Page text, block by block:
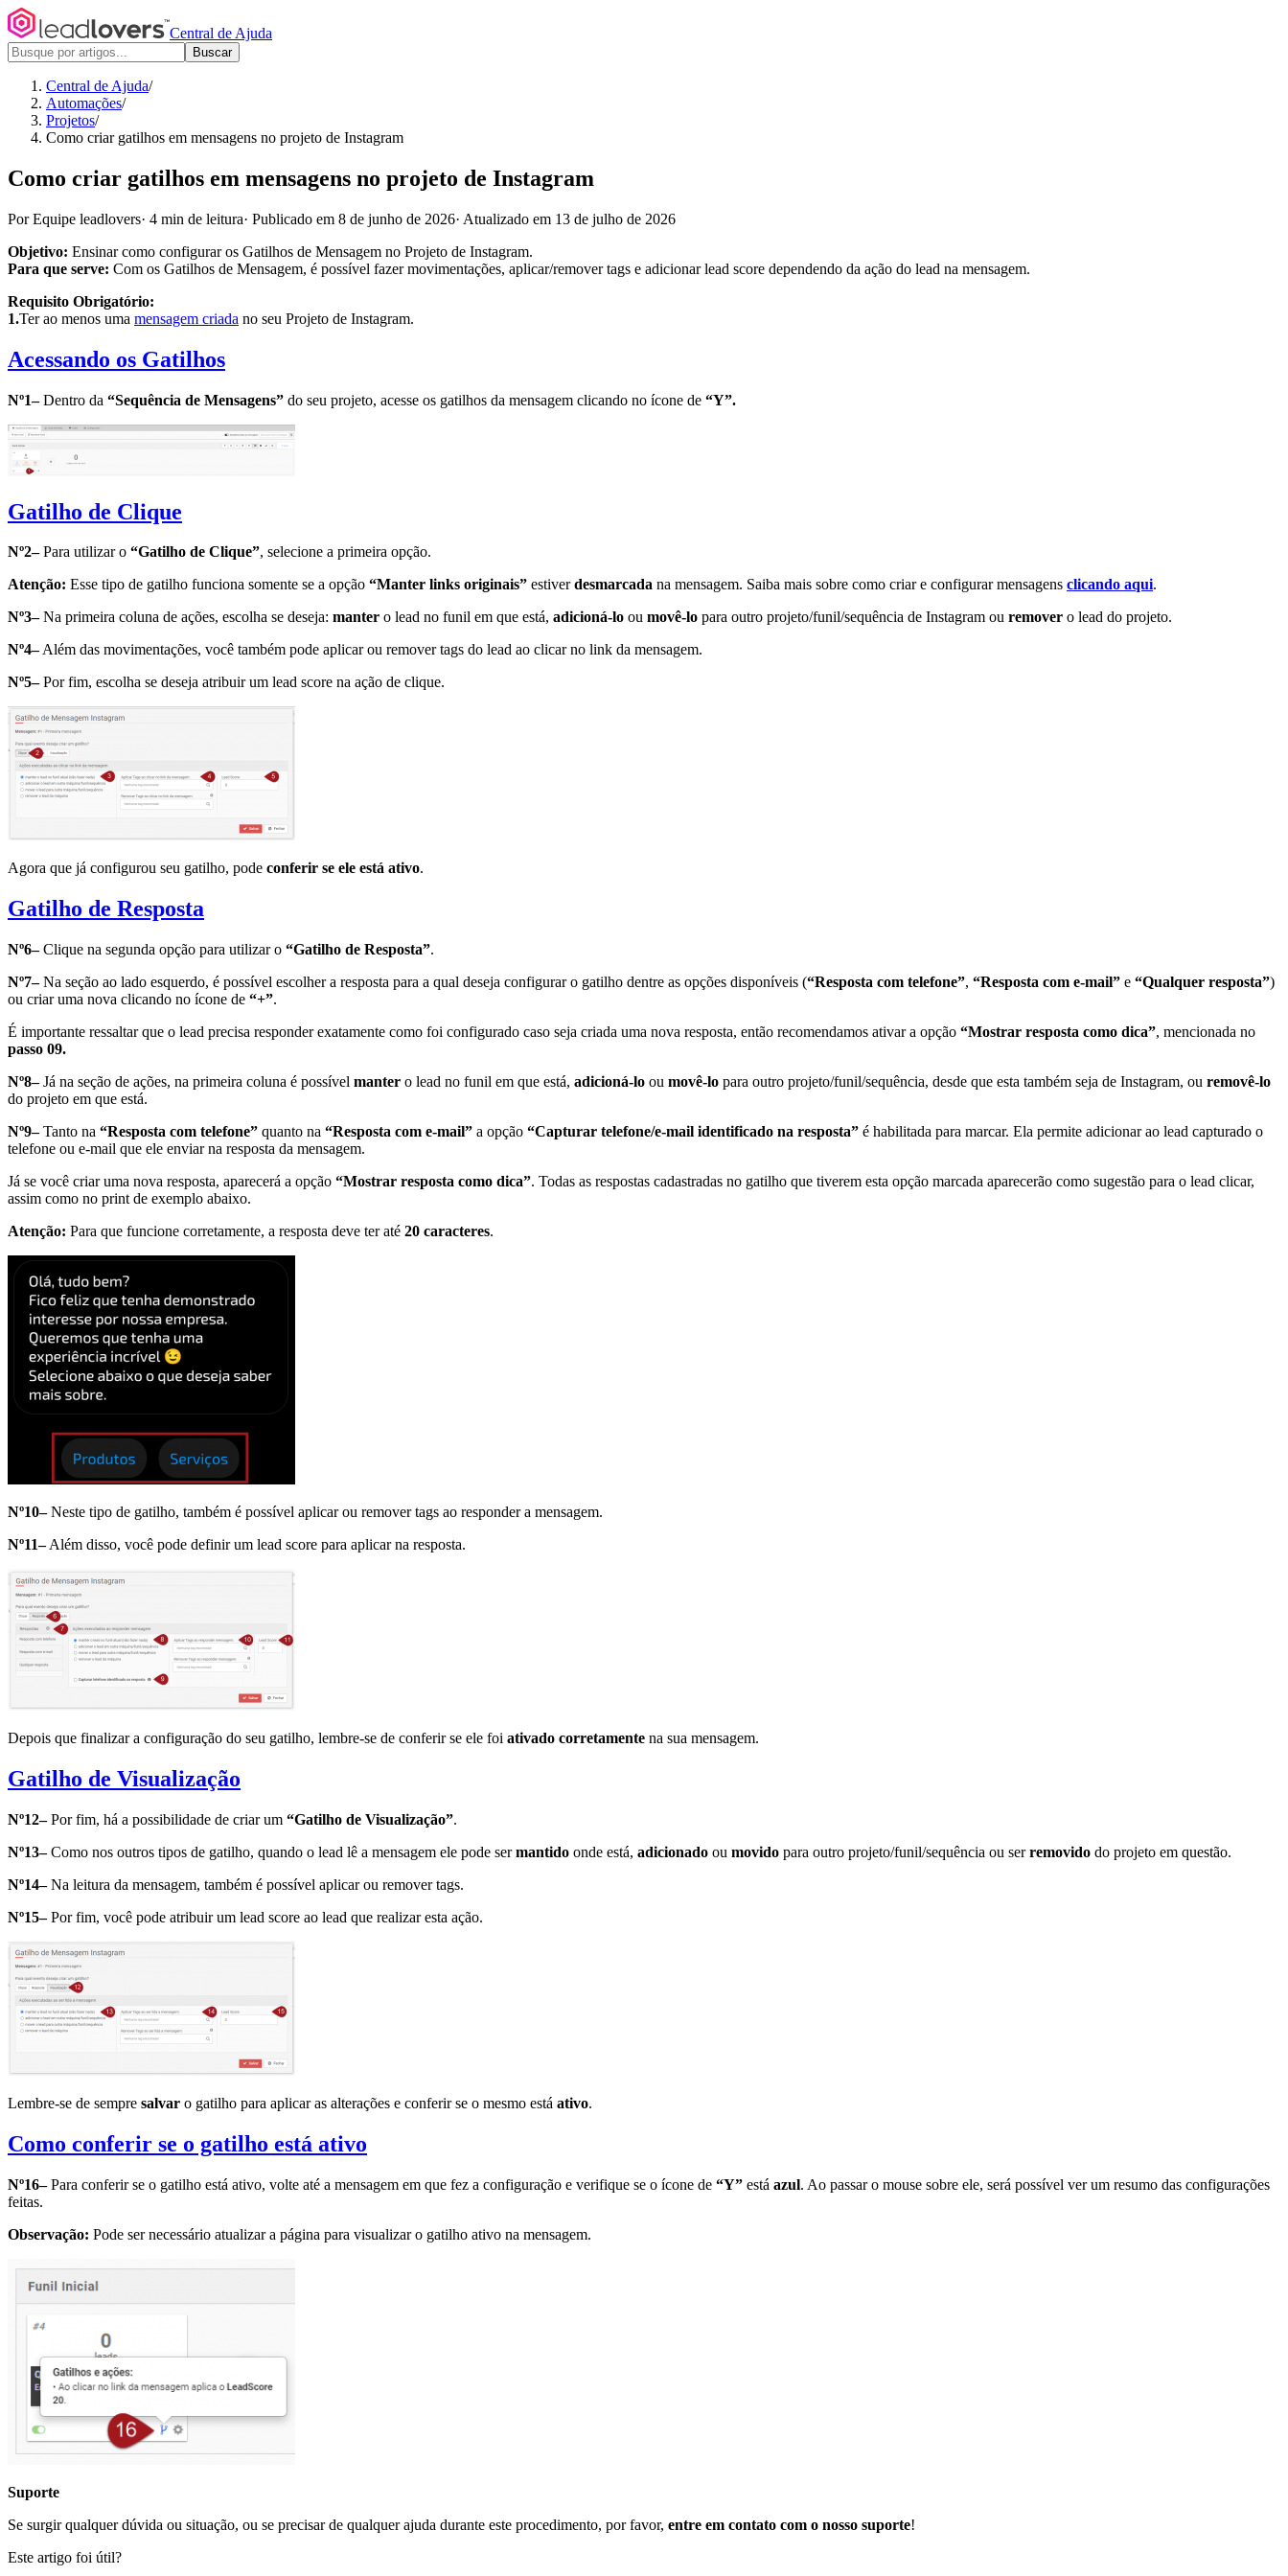
Central de Ajuda
Buscar
Central de Ajuda/
Automações/
Projetos/
Como criar gatilhos em mensagens no projeto de Instagram
Como criar gatilhos em mensagens no projeto de Instagram
Por Equipe leadlovers· 4 min de leitura· Publicado em 8 de junho de 2026· Atualizado em 13 de julho de 2026
Objetivo: Ensinar como configurar os Gatilhos de Mensagem no Projeto de Instagram.
Para que serve: Com os Gatilhos de Mensagem, é possível fazer movimentações, aplicar/remover tags e adicionar lead score dependendo da ação do lead na mensagem.
Requisito Obrigatório:
1.Ter ao menos uma mensagem criada no seu Projeto de Instagram.
Acessando os Gatilhos
Nº1–Dentro da “Sequência de Mensagens” do seu projeto, acesse os gatilhos da mensagem clicando no ícone de “Y”.
Gatilho de Clique
Nº2–Para utilizar o “Gatilho de Clique”, selecione a primeira opção.
Atenção: Esse tipo de gatilho funciona somente se a opção “Manter links originais” estiverdesmarcada na mensagem. Saiba mais sobre como criar e configurar mensagens clicando aqui.
Nº3–Na primeira coluna de ações, escolha se deseja: manter o lead no funil em que está, adicioná-lo ou movê-lo para outro projeto/funil/sequência de Instagram ou remover o lead do projeto.
Nº4–Além das movimentações, você também pode aplicar ou remover tags do lead ao clicar no link da mensagem.
Nº5–Por fim, escolha se deseja atribuir um lead score na ação de clique.
Agora que já configurou seu gatilho, pode conferir se ele está ativo.
Gatilho de Resposta
Nº6–Clique na segunda opção para utilizar o “Gatilho de Resposta”.
Nº7–Na seção ao lado esquerdo, é possível escolher a resposta para a qual deseja configurar o gatilho dentre as opções disponíveis (“Resposta com telefone”, “Resposta com e-mail” e “Qualquer resposta”)
ou criar uma nova clicando no ícone de “+”.
É importante ressaltar que o lead precisa responder exatamente como foi configurado caso seja criada uma nova resposta, então recomendamos ativar a opção “Mostrar resposta como dica”, mencionada no
passo 09.
Nº8–Já na seção de ações, na primeira coluna é possível manter o lead no funil em que está, adicioná-lo ou movê-lo para outro projeto/funil/sequência, desde que esta também seja de Instagram, ou removê-lo
do projeto em que está.
Nº9–Tanto na “Resposta com telefone” quanto na “Resposta com e-mail” a opção “Capturar telefone/e-mail identificado na resposta” é habilitada para marcar. Ela permite adicionar ao lead capturado o
telefone ou e-mail que ele enviar na resposta da mensagem.
Já se você criar uma nova resposta, aparecerá a opção “Mostrar resposta como dica”. Todas as respostas cadastradas no gatilho que tiverem esta opção marcada aparecerão como sugestão para o lead clicar,
assim como no print de exemplo abaixo.
Atenção: Para que funcione corretamente, a resposta deve ter até 20 caracteres.
Nº10–Neste tipo de gatilho, também é possível aplicar ou remover tags ao responder a mensagem.
Nº11–Além disso, você pode definir um lead score para aplicar na resposta.
Depois que finalizar a configuração do seu gatilho, lembre-se de conferir se ele foi ativado corretamente na sua mensagem.
Gatilho de Visualização
Nº12–Por fim, há a possibilidade de criar um “Gatilho de Visualização”.
Nº13–Como nos outros tipos de gatilho, quando o lead lê a mensagem ele pode sermantido onde está, adicionado ou movido para outro projeto/funil/sequência ou serremovido do projeto em questão.
Nº14–Na leitura da mensagem, também é possível aplicar ou remover tags.
Nº15–Por fim, você pode atribuir um lead score ao lead que realizar esta ação.
Lembre-se de sempre salvar o gatilho para aplicar as alterações e conferir se o mesmo está ativo.
Como conferir se o gatilho está ativo
Nº16–Para conferir se o gatilho está ativo, volte até a mensagem em que fez a configuração e verifique se o ícone de “Y” está azul. Ao passar o mouse sobre ele, será possível ver um resumo das configurações
feitas.
Observação: Pode ser necessário atualizar a página para visualizar o gatilho ativo na mensagem.
Suporte
Se surgir qualquer dúvida ou situação, ou se precisar de qualquer ajuda durante este procedimento, por favor, entre em contato com o nosso suporte!
Este artigo foi útil?